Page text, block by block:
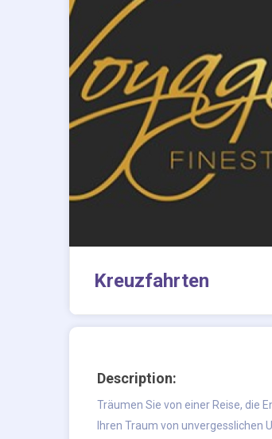
Kreuzfahrten
Description:
Träumen Sie von einer Reise, die
Ihren Traum von